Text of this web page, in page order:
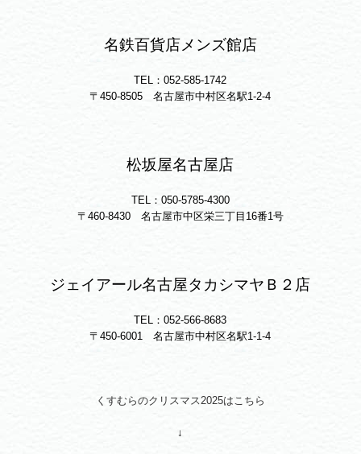
名鉄百貨店メンズ館店
TEL：052-585-1742
〒450-8505 名古屋市中村区名駅1-2-4
松坂屋名古屋店
TEL：050-5785-4300
〒460-8430 名古屋市中区栄三丁目16番1号
ジェイアール名古屋タカシマヤＢ２店
TEL：052-566-8683
〒450-6001 名古屋市中村区名駅1-1-4
くすむらのクリスマス2025はこちら
↓